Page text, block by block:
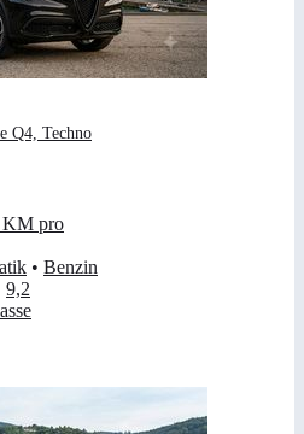
Q4, Techno
KM pro
• Benzin
9,2